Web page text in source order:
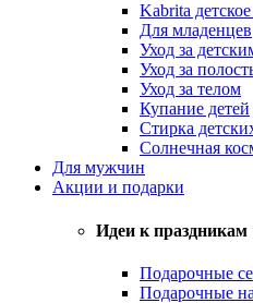
Kabrita
Для младенцев
Уход за
Уход за
Уход за телом
Купание детей
Стирка
Солнечная
Для мужчин
Акции и подарки
Идеи к праздникам
Подарочные
Подарочные